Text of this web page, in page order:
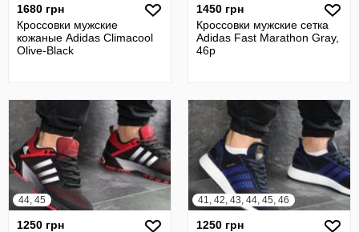
1680 грн
Кроссовки мужские
кожаные Adidas Climacool
Olive-Black
1450 грн
Кроссовки мужские сетка
Adidas Fast Marathon Gray,
46р
44, 45
1250 грн
41, 42, 43, 44, 45, 46
1250 грн